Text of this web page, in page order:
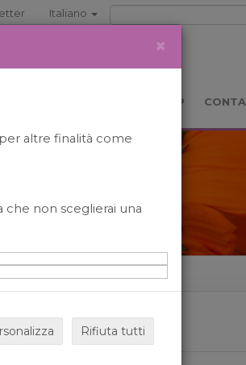
Italiano
BOOKSHOP
ARCHIVIO
×
altre finalità come
che non sceglierai una
Rifiuta tutti